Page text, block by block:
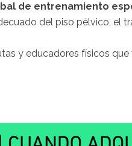
de entrenamiento
del piso pélvico, el
y educadores físicos